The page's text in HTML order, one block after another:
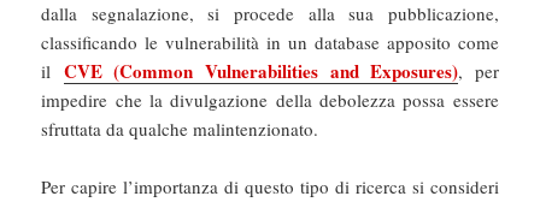
dalla segnalazione, si procede alla sua pubblicazione,
classificando le vulnerabilità in un database apposito come
il CVE (Common Vulnerabilities and Exposures), per
impedire che la divulgazione della debolezza possa essere
sfruttata da qualche malintenzionato.
Per capire l’importanza di questo tipo di ricerca si consideri